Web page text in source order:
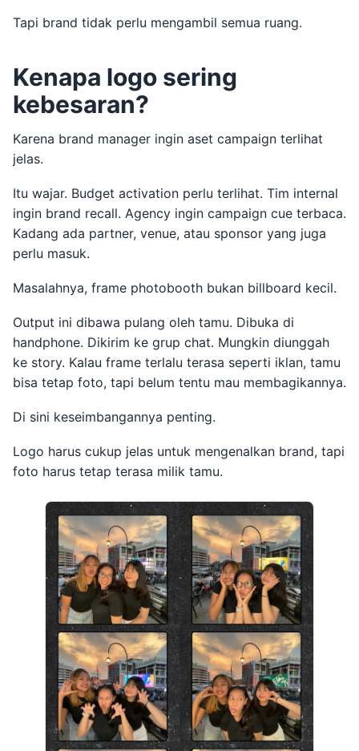
Tapi brand tidak perlu mengambil semua ruang.
Kenapa logo sering
kebesaran?
Karena brand manager ingin aset campaign terlihat
jelas.
Itu wajar. Budget activation perlu terlihat. Tim internal
ingin brand recall. Agency ingin campaign cue terbaca.
Kadang ada partner, venue, atau sponsor yang juga
perlu masuk.
Masalahnya, frame photobooth bukan billboard kecil.
Output ini dibawa pulang oleh tamu. Dibuka di
handphone. Dikirim ke grup chat. Mungkin diunggah
ke story. Kalau frame terlalu terasa seperti iklan, tamu
bisa tetap foto, tapi belum tentu mau membagikannya.
Di sini keseimbangannya penting.
Logo harus cukup jelas untuk mengenalkan brand, tapi
foto harus tetap terasa milik tamu.